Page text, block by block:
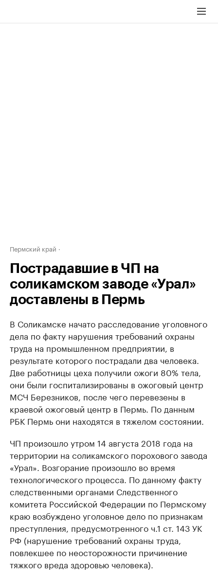
Пермский край
Пострадавшие в ЧП на
соликамском заводе «Урал»
доставлены в Пермь
В Соликамске начато расследование уголовного
дела по факту нарушения требований охраны
труда на промышленном предприятии, в
результате которого пострадали два человека.
Две работницы цеха получили ожоги 80% тела,
они были госпитализированы в ожоговый центр
МСЧ Березников, после чего перевезены в
краевой ожоговый центр в Пермь. По данным
РБК Пермь они находятся в тяжелом состоянии.
ЧП произошло утром 14 августа 2018 года на
территории на соликамского порохового завода
«Урал». Возгорание произошло во время
технологического процесса. По данному факту
следственными органами Следственного
комитета Российской Федерации по Пермскому
краю возбуждено уголовное дело по признакам
преступления, предусмотренного ч.1 ст. 143 УК
РФ (нарушение требований охраны труда,
повлекшее по неосторожности причинение
тяжкого вреда здоровью человека).